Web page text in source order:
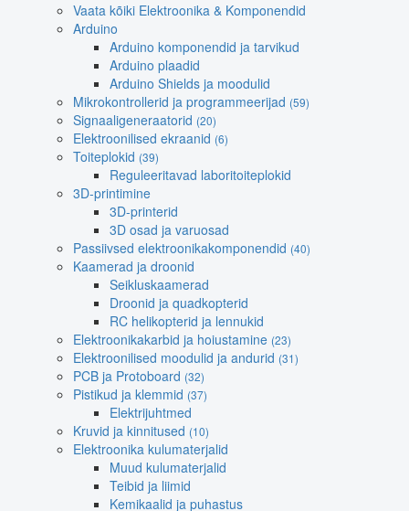
Vaata kõiki Elektroonika & Komponendid
Arduino
Arduino komponendid ja tarvikud
Arduino plaadid
Arduino Shields ja moodulid
Mikrokontrollerid ja programmeerijad (59)
Signaaligeneraatorid (20)
Elektroonilised ekraanid (6)
Toiteplokid (39)
Reguleeritavad laboritoiteplokid
3D-printimine
3D-printerid
3D osad ja varuosad
Passiivsed elektroonikakomponendid (40)
Kaamerad ja droonid
Seikluskaamerad
Droonid ja quadkopterid
RC helikopterid ja lennukid
Elektroonikakarbid ja hoiustamine (23)
Elektroonilised moodulid ja andurid (31)
PCB ja Protoboard (32)
Pistikud ja klemmid (37)
Elektrijuhtmed
Kruvid ja kinnitused (10)
Elektroonika kulumaterjalid
Muud kulumaterjalid
Teibid ja liimid
Kemikaalid ja puhastus